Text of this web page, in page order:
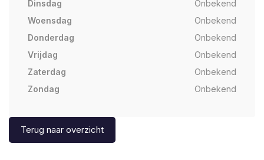
Dinsdag
Onbekend
Woensdag
Onbekend
Donderdag
Onbekend
Vrijdag
Onbekend
Zaterdag
Onbekend
Zondag
Onbekend
Terug naar overzicht